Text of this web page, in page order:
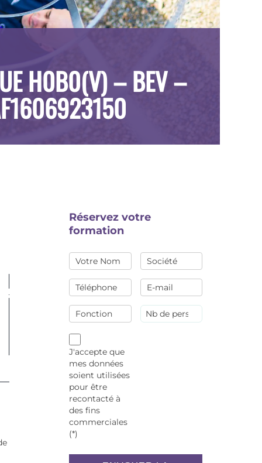
H0B0(V) – BEV –
Réservez votre
formation
J'accepte que
mes données
soient utilisées
pour être
recontacté à
des fins
commerciales
(*)